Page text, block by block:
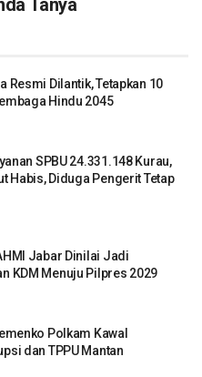
Tanya
Resmi Dilantik, Tetapkan 10
Hindu 2045
SPBU 24.331.148 Kurau,
Habis, Diduga Pengerit Tetap
Jabar Dinilai Jadi
KDM Menuju Pilpres 2029
Polkam Kawal
dan TPPU Mantan